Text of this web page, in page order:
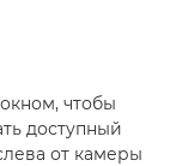
чтобы
доступный
от камеры